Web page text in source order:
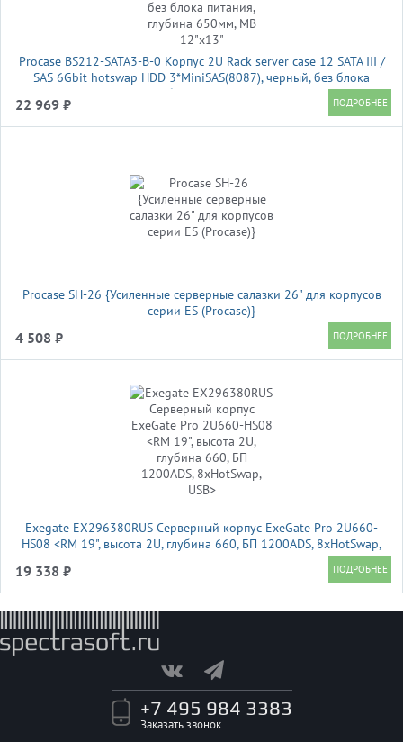
Procase BS212-SATA3-B-0 Корпус 2U Rack server case 12 SATA III /
SAS 6Gbit hotswap HDD 3*MiniSAS(8087), черный, без блока
питания, глубина 650мм, MB 12"x13"
22 969 ₽
Procase SH-26 {Усиленные серверные салазки 26" для корпусов
серии ES (Procase)}
4 508 ₽
Exegate EX296380RUS Серверный корпус ExeGate Pro 2U660-
HS08 <RM 19", высота 2U, глубина 660, БП 1200ADS, 8xHotSwap,
19 338 ₽
+7 495 984 3383
Заказать звонок